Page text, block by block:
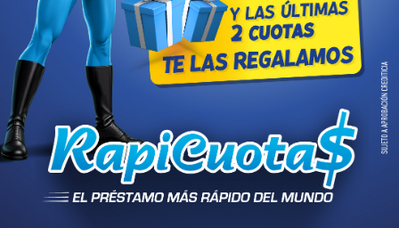
las escuelas